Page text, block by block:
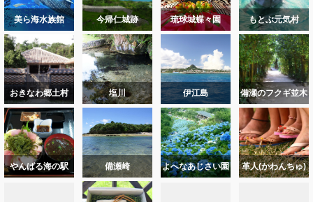
美ら海水族館 今帰仁城跡 琉球城蝶々園 もとぶ元気村
おきなわ郷土村 塩川 伊江島 備瀬のフクギ並木
やんばる海の駅 備瀬崎 よへなあじさい園 革人(かわんちゅ)